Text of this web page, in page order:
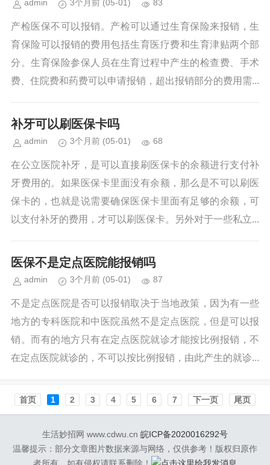
admin 3个月前 (05-01) 83
产检医保不可以报销。产检可以通过生育保险来报销，生
育保险可以报销的费用包括生育医疗费和生育津贴两个部
分。生育保险参保人员在生育过程中产生的检查费、手术
费、住院费和药费可以申请报销，超出报销部分的费用需...
补牙可以刷医保卡吗
admin 3个月前 (05-01) 68
在公立医院补牙，是可以直接刷医保卡的余额进行支付补
牙费用的。如果医保卡里面没有余额，那么是不可以刷医
保卡的，也就是说需要确保医保卡里面有足够的余额，可
以支付补牙的费用，才可以刷医保卡。另外对于一些私立...
医保不是定点医院能报销吗
admin 3个月前 (05-01) 87
不是定点医院是否可以报销取决于当地政策，因为有一些
地方的专科医院和中医院虽然不是定点医院，但是可以报
销。而有的地方只有在定点医院就诊才能按比例报销，不
在定点医院就诊的，不可以按比例报销，由此产生的就诊...
首页️ 1 2 3 4 5 6 7 下一页 尾页
生活妙招网 www.cdwu.cn 皖ICP备2020016292号
温馨提示：部分文章图片数据来源与网络，仅供参考！版权归原作